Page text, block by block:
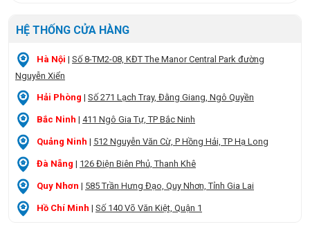
HỆ THỐNG CỬA HÀNG
Hà Nội | Số 8-TM2-08, KĐT The Manor Central Park đường
Nguyễn Xiển
Hải Phòng | Số 271 Lạch Tray, Đằng Giang, Ngô Quyền
Bắc Ninh | 411 Ngô Gia Tự, TP Bắc Ninh
Quảng Ninh | 512 Nguyễn Văn Cừ, P Hồng Hải, TP Hạ Long
Đà Nẵng | 126 Điện Biên Phủ, Thanh Khê
Quy Nhơn | 585 Trần Hưng Đạo, Quy Nhơn, Tỉnh Gia Lai
Hồ Chí Minh | Số 140 Võ Văn Kiệt, Quận 1